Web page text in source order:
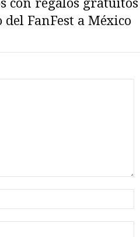
con regalos gratuitos
FanFest a México